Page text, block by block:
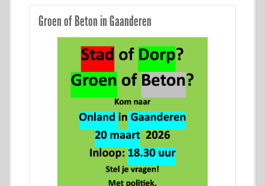
Groen of Beton in Gaanderen